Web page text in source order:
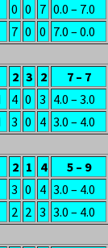
0 0 7 0.0 – 7.0
7 0 0 7.0 – 0.0
2 3 2
7 – 7
4 0 3 4.0 – 3.0
3 0 4 3.0 – 4.0
2 1 4
5 – 9
3 0 4 3.0 – 4.0
2 2 3 3.0 – 4.0